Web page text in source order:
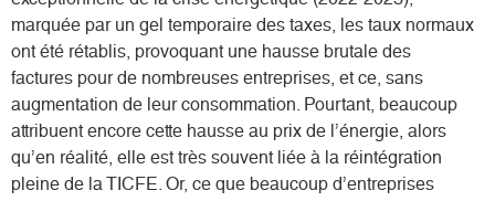
marquée par un gel temporaire des taxes, les taux normaux
ont été rétablis, provoquant une hausse brutale des
factures pour de nombreuses entreprises, et ce, sans
augmentation de leur consommation. Pourtant, beaucoup
attribuent encore cette hausse au prix de l’énergie, alors
qu’en réalité, elle est très souvent liée à la réintégration
pleine de la TICFE. Or, ce que beaucoup d’entreprises